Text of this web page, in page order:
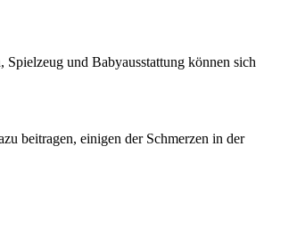
Spielzeug und Babyausstattung können sich
beitragen, einigen der Schmerzen in der